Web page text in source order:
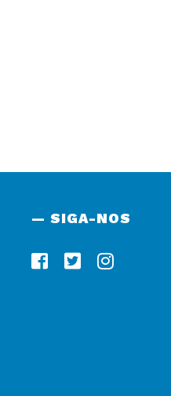
— SIGA-NOS